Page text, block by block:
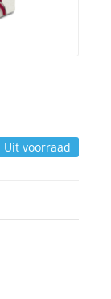
Uit voorraad